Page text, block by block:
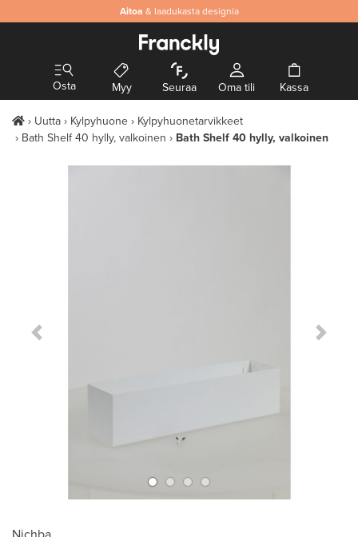
Aitoa & laadukasta designia
Osta Myy Seuraa Oma tili Kassa
Uutta Kylpyhuone
Kylpyhuonetarvikkeet
Bath Shelf 40 hylly, valkoinen
Bath Shelf 40 hylly, valkoinen
Previous Slide Next